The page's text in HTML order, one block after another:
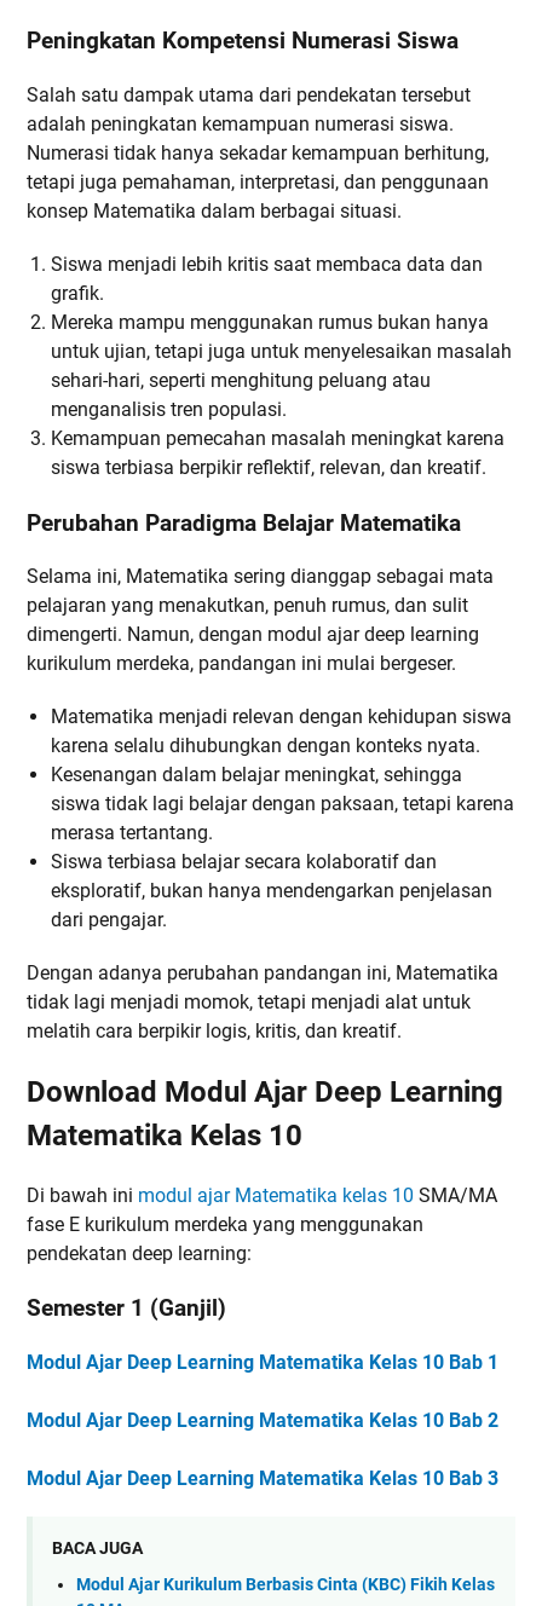
Peningkatan Kompetensi Numerasi Siswa
Salah satu dampak utama dari pendekatan tersebut
adalah peningkatan kemampuan numerasi siswa.
Numerasi tidak hanya sekadar kemampuan berhitung,
tetapi juga pemahaman, interpretasi, dan penggunaan
konsep Matematika dalam berbagai situasi.
Siswa menjadi lebih kritis saat membaca data dan
grafik.
Mereka mampu menggunakan rumus bukan hanya
untuk ujian, tetapi juga untuk menyelesaikan masalah
sehari-hari, seperti menghitung peluang atau
menganalisis tren populasi.
Kemampuan pemecahan masalah meningkat karena
siswa terbiasa berpikir reflektif, relevan, dan kreatif.
Perubahan Paradigma Belajar Matematika
Selama ini, Matematika sering dianggap sebagai mata
pelajaran yang menakutkan, penuh rumus, dan sulit
dimengerti. Namun, dengan modul ajar deep learning
kurikulum merdeka, pandangan ini mulai bergeser.
Matematika menjadi relevan dengan kehidupan siswa
karena selalu dihubungkan dengan konteks nyata.
Kesenangan dalam belajar meningkat, sehingga
siswa tidak lagi belajar dengan paksaan, tetapi karena
merasa tertantang.
Siswa terbiasa belajar secara kolaboratif dan
eksploratif, bukan hanya mendengarkan penjelasan
dari pengajar.
Dengan adanya perubahan pandangan ini, Matematika
tidak lagi menjadi momok, tetapi menjadi alat untuk
melatih cara berpikir logis, kritis, dan kreatif.
Download Modul Ajar Deep Learning
Matematika Kelas 10
Di bawah ini modul ajar Matematika kelas 10 SMA/MA
fase E kurikulum merdeka yang menggunakan
pendekatan deep learning:
Semester 1 (Ganjil)
Modul Ajar Deep Learning Matematika Kelas 10 Bab 1
Modul Ajar Deep Learning Matematika Kelas 10 Bab 2
Modul Ajar Deep Learning Matematika Kelas 10 Bab 3
BACA JUGA
Modul Ajar Kurikulum Berbasis Cinta (KBC) Fikih Kelas